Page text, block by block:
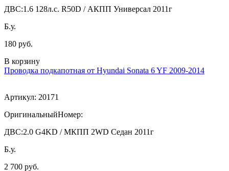
ДВС:1.6 128л.с. R50D / АКПП Универсал 2011г
Б.у.
180 руб.
В корзину
Проводка подкапотная от Hyundai Sonata 6 YF 2009-2014
Артикул: 20171
ОригинальныйНомер:
ДВС:2.0 G4KD / МКПП 2WD Седан 2011г
Б.у.
2 700 руб.